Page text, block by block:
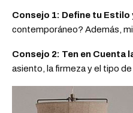
Consejo 1: Define tu Estilo
contemporáneo? Además,
Consejo 2: Ten en Cuenta
asiento, la firmeza y el tipo